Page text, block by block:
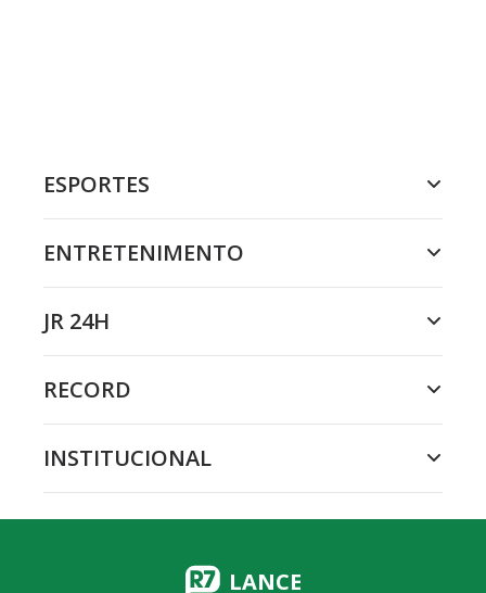
ESPORTES
ENTRETENIMENTO
JR 24H
RECORD
INSTITUCIONAL
LANCE